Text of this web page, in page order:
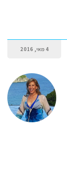
4 מאי, 2016